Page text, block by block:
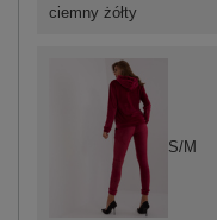
ciemny żółty
S/M